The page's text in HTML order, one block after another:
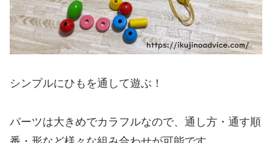
シンプルにひもを通して遊ぶ！
パーツは大きめでカラフルなので、通し方・通す順